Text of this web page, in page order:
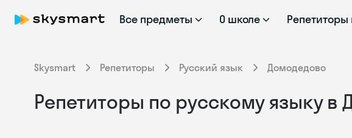
Все предметы О школе
Skysmart Репетиторы Русский язык Домодедово
Репетиторы по русскому языку